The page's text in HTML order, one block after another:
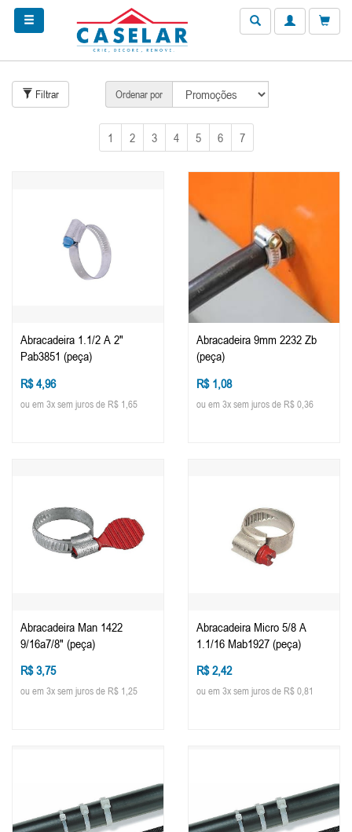
Filtrar Ordenar por
1 2 3 4 5 6 7
Abracadeira 1.1/2 A 2"
Pab3851 (peça)
R$ 4,96
ou em 3x sem juros de R$ 1,65
Abracadeira 9mm 2232 Zb
(peça)
R$ 1,08
ou em 3x sem juros de R$ 0,36
Abracadeira Man 1422
9/16a7/8" (peça)
R$ 3,75
ou em 3x sem juros de R$ 1,25
Abracadeira Micro 5/8 A
1.1/16 Mab1927 (peça)
R$ 2,42
ou em 3x sem juros de R$ 0,81